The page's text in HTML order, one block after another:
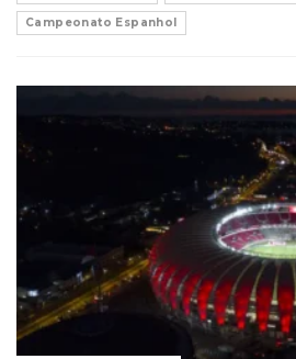
Campeonato Espanhol